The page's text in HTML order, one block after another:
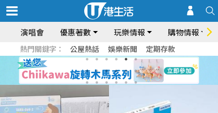
演唱會 優惠著數 玩樂情報 購物情報
熱門關鍵字： 公屋熱話 娛樂新聞 定期存款